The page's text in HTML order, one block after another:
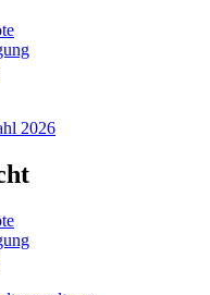
2026